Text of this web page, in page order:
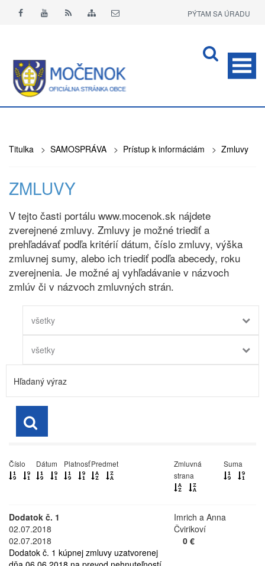
PÝTAM SA ÚRADU
Titulka > SAMOSPRÁVA > Prístup k informáciám > Zmluvy
ZMLUVY
V tejto časti portálu www.mocenok.sk nájdete
zverejnené zmluvy. Zmluvy je možné triediť a
prehľadávať podľa kritérií dátum, číslo zmluvy, výška
zmluvnej sumy, alebo ich triediť podľa abecedy, roku
zverejnenia. Je možné aj vyhľadávanie v názvoch
zmlúv či v názvoch zmluvných strán.
všetky
všetky
Číslo Dátum PlatnosťPredmet
Zmluvná
strana
Suma
Dodatok č. 1
02.07.2018
02.07.2018
Dodatok č. 1 kúpnej zmluvy uzatvorenej
Imrich a Anna
Čvirikoví
0 €